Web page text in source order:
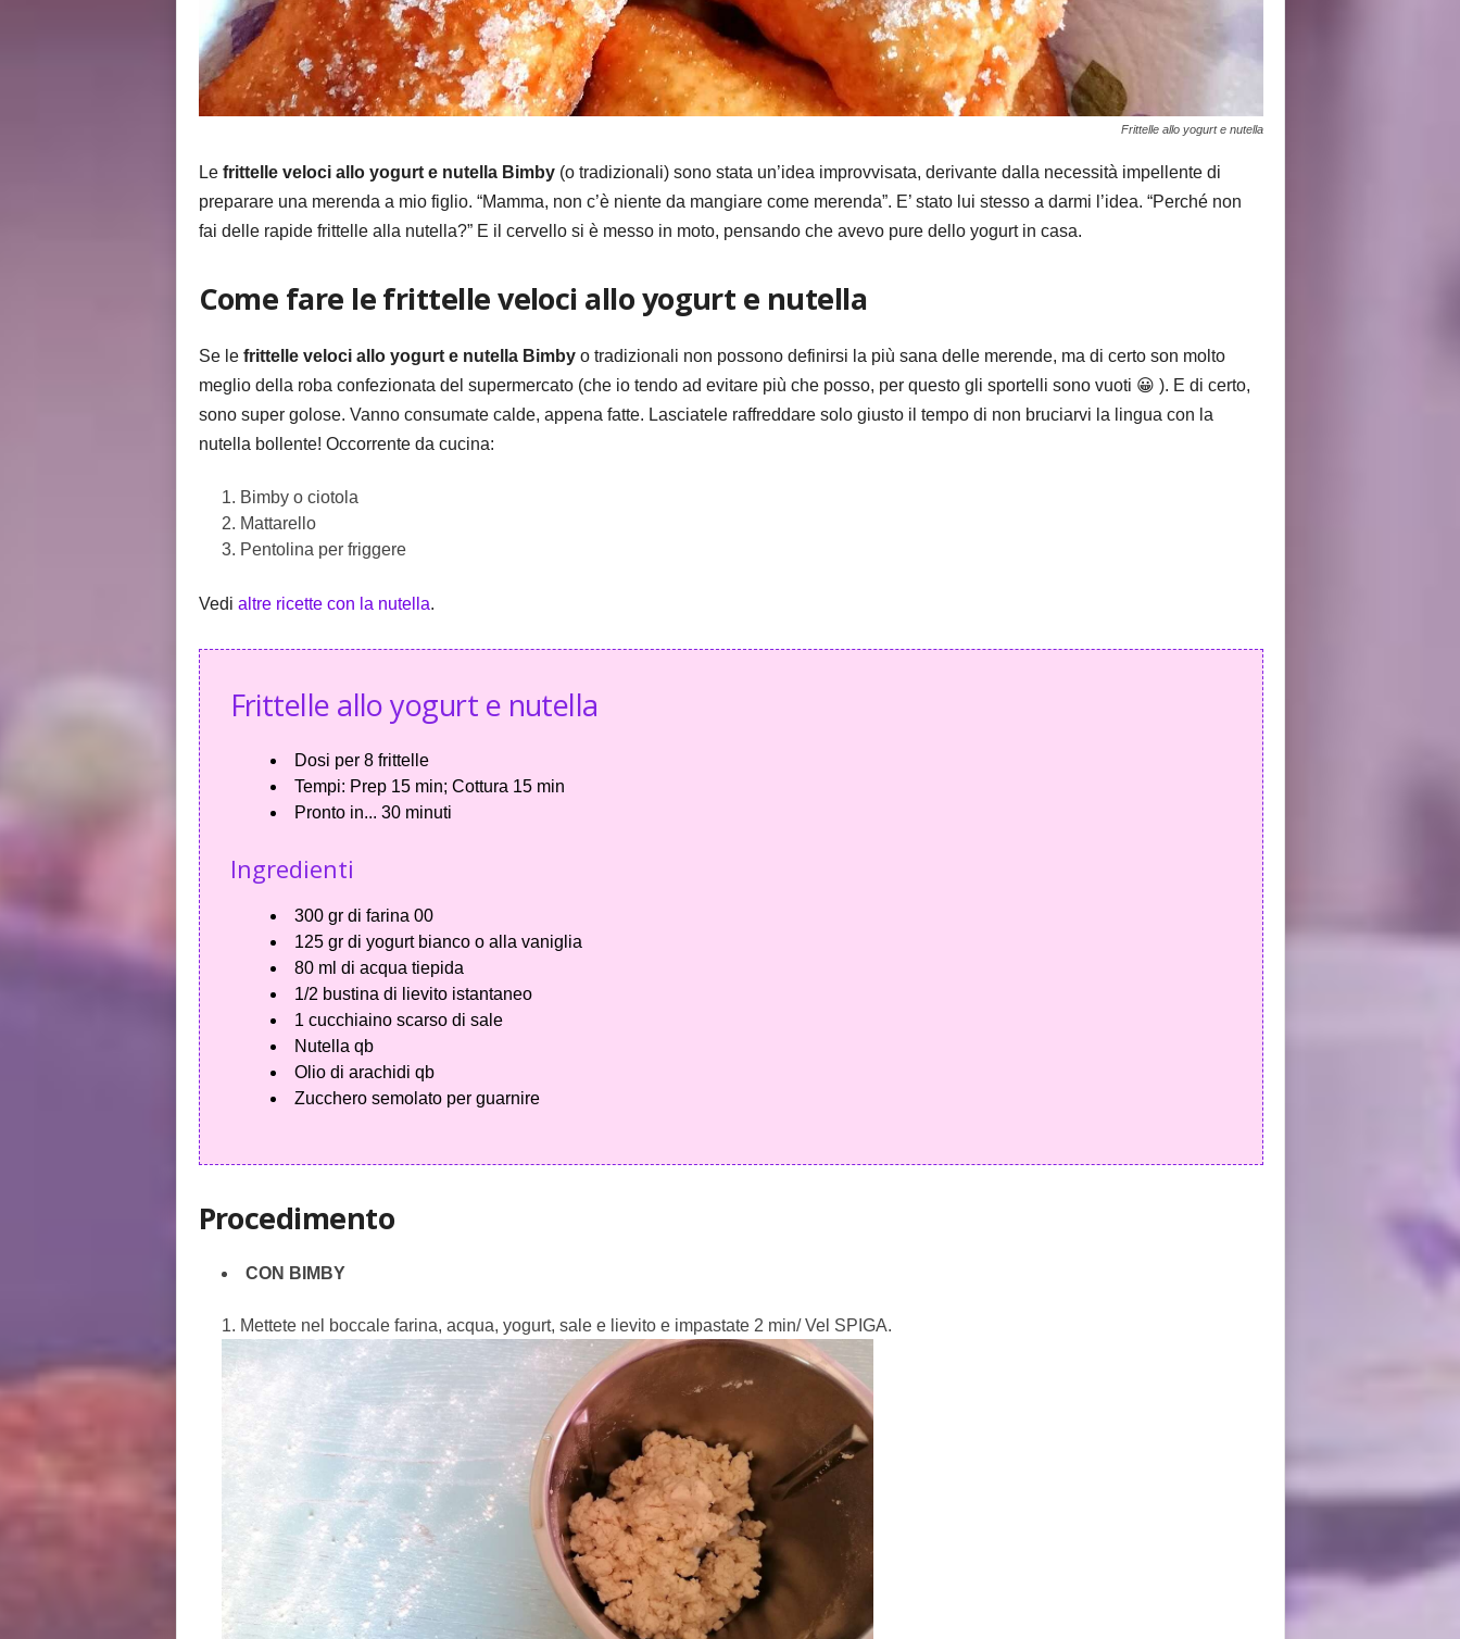
Frittelle allo yogurt e nutella
Le frittelle veloci allo yogurt e nutella Bimby(o tradizionali) sono stata un’idea improvvisata, derivante dalla necessità impellente di
preparare una merenda a mio figlio. “Mamma, non c’è niente da mangiare come merenda”. E’ stato lui stesso a darmi l’idea. “Perché non
fai delle rapide frittelle alla nutella?” E il cervello si è messo in moto, pensando che avevo pure dello yogurt in casa.
Come fare le frittelle veloci allo yogurt e nutella
Se le frittelle veloci allo yogurt e nutella Bimbyo tradizionali non possono definirsi la più sana delle merende, ma di certo son molto
meglio della roba confezionata del supermercato (che io tendo ad evitare più che posso, per questo gli sportelli sono vuoti 😀 ). E di certo,
sono super golose. Vanno consumate calde, appena fatte. Lasciatele raffreddare solo giusto il tempo di non bruciarvi la lingua con la
nutella bollente! Occorrente da cucina:
Bimby o ciotola
Mattarello
Pentolina per friggere
Vedi altre ricette con la nutella.
Frittelle allo yogurt e nutella
Dosi per8 frittelle
Tempi: Prep 15 min; Cottura 15 min
Pronto in... 30 minuti
Ingredienti
300 gr di farina 00
125 gr di yogurt bianco o alla vaniglia
80 ml di acqua tiepida
1/2 bustina di lievito istantaneo
1 cucchiaino scarso di sale
Nutella qb
Olio di arachidi qb
Zucchero semolato per guarnire
Procedimento
CON BIMBY
Mettete nel boccale farina, acqua, yogurt, sale e lievito e impastate 2 min/ Vel SPIGA.